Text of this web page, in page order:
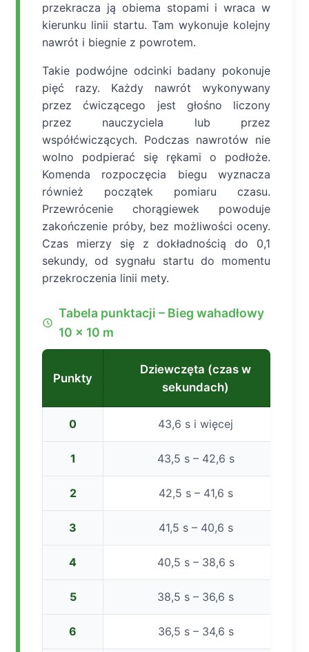
przekracza ją obiema stopami i wraca w
kierunku linii startu. Tam wykonuje kolejny
nawrót i biegnie z powrotem.
Takie podwójne odcinki badany pokonuje
pięć razy. Każdy nawrót wykonywany
przez ćwiczącego jest głośno liczony
przez nauczyciela lub przez
współćwiczących. Podczas nawrotów nie
wolno podpierać się rękami o podłoże.
Komenda rozpoczęcia biegu wyznacza
również początek pomiaru czasu.
Przewrócenie chorągiewek powoduje
zakończenie próby, bez możliwości oceny.
Czas mierzy się z dokładnością do 0,1
sekundy, od sygnału startu do momentu
przekroczenia linii mety.
Tabela punktacji – Bieg wahadłowy
10 x 10 m
Punkty
Dziewczęta (czas w
sekundach)
0 43,6 s i więcej
1 43,5 s – 42,6 s
2 42,5 s – 41,6 s
3 41,5 s – 40,6 s
4 40,5 s – 38,6 s
5 38,5 s – 36,6 s
6 36,5 s – 34,6 s